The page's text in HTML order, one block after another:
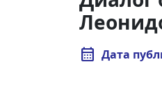
calendar_month Дата